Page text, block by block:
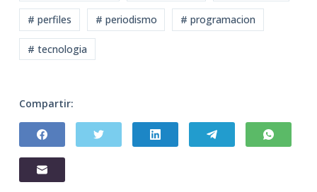
# perfiles # periodismo # programacion
# tecnologia
Compartir: